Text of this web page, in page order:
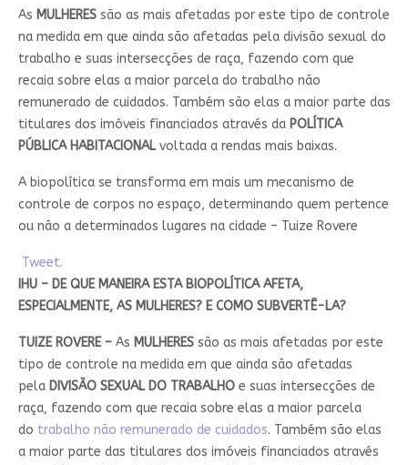
As MULHERESsão as mais afetadas por este tipo de controle
na medida em que ainda são afetadas pela divisão sexual do
trabalho e suas intersecções de raça, fazendo com que
recaia sobre elas a maior parcela do trabalho não
remunerado de cuidados. Também são elas a maior parte das
titulares dos imóveis financiados através da POLÍTICA
PÚBLICA HABITACIONALvoltada a rendas mais baixas.
A biopolítica se transforma em mais um mecanismo de
controle de corpos no espaço, determinando quem pertence
ou não a determinados lugares na cidade – Tuize Rovere
Tweet.
IHU – DE QUE MANEIRA ESTA BIOPOLÍTICA AFETA,
ESPECIALMENTE, AS MULHERES? E COMO SUBVERTÊ-LA?
TUIZE ROVERE –As MULHERESsão as mais afetadas por este
tipo de controle na medida em que ainda são afetadas
pela DIVISÃO SEXUAL DO TRABALHOe suas intersecções de
raça, fazendo com que recaia sobre elas a maior parcela
do trabalho não remunerado de cuidados. Também são elas
a maior parte das titulares dos imóveis financiados através